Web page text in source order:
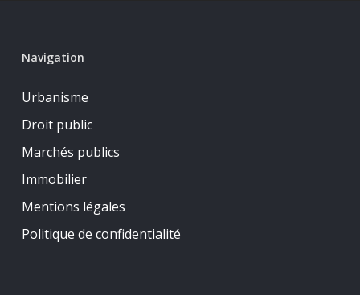
Navigation
Urbanisme
Droit public
Marchés publics
Immobilier
Mentions légales
Politique de confidentialité